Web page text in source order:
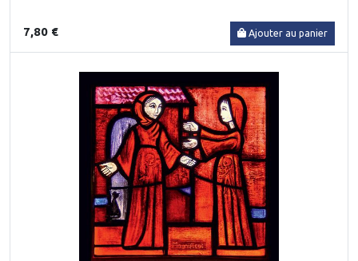
7,80 € Ajouter au panier